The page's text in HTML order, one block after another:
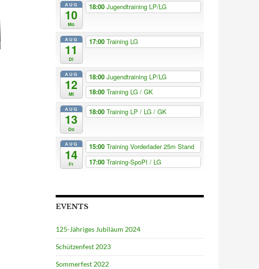
AUG
10
Mo
18:00 Jugendtraining LP/LG
AUG
11
Di
17:00 Training LG
AUG
12
Mi
18:00 Jugendtraining LP/LG
18:00 Training LG / GK
AUG
13
Do
18:00 Training LP / LG / GK
AUG
14
Fr
15:00 Training Vorderlader 25m Stand
17:00 Training-SpoPI / LG
EVENTS
125-Jähriges Jubiläum 2024
Schützenfest 2023
Sommerfest 2022